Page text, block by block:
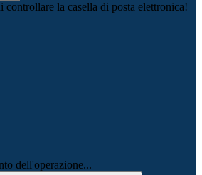
controllare la casella di posta elettronica!
dell'operazione...